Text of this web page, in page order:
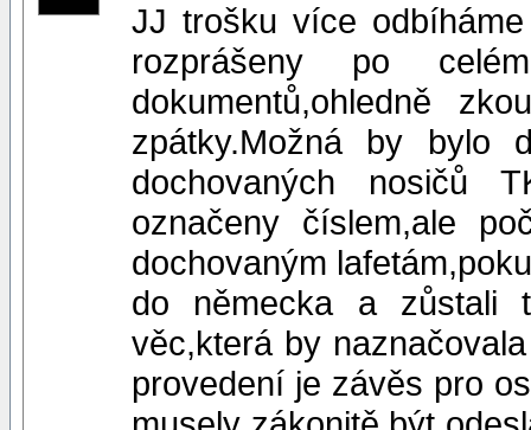
JJ trošku více
rozprášeny po
dokumentů,ohledně
zpátky.Možná by bylo
dochovaných nosičů
označeny číslem,ale
dochovaným
do německa a zůstali
věc,která by
provedení je závěs pro